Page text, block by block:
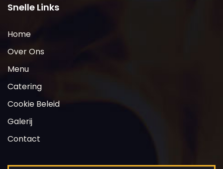
Snelle Links
Home
Over Ons
Menu
Catering
Cookie Beleid
Galerij
Contact